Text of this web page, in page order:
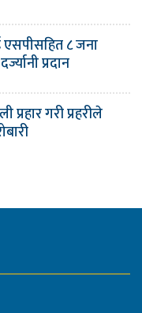
एसपीसहित ८ जना
प्रदान
प्रहार गरी प्रहरीले